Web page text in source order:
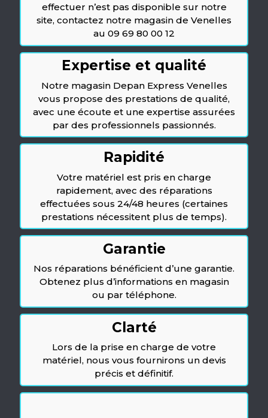
effectuer n’est pas disponible sur notre
site, contactez notre magasin de Venelles
au 09 69 80 00 12
Expertise et qualité
Notre magasin Depan Express Venelles
vous propose des prestations de qualité,
avec une écoute et une expertise assurées
par des professionnels passionnés.
Rapidité
Votre matériel est pris en charge
rapidement, avec des réparations
effectuées sous 24/48 heures (certaines
prestations nécessitent plus de temps).
Garantie
Nos réparations bénéficient d’une garantie.
Obtenez plus d’informations en magasin
ou par téléphone.
Clarté
Lors de la prise en charge de votre
matériel, nous vous fournirons un devis
précis et définitif.